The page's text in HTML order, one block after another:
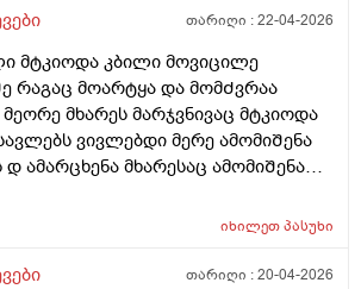
მარა ისებ ბუყბუყიდა
1Თვეა უკვე და გასტრიტოლის
ან მეზიმ ფორტე? ვარ
თარიღი :22-04-2026
მტკიოდა კბილი მოვიცილე
რაგაც მოარტყა და მომᲫვრაა
მხარეს მარჯვნივაც მტკიოდა
ვივლებდი მერე ამომიᲨენა
დ ამარცხენა მხარესაც ამომიᲨენა
მომენტებᲨი მტკიოდა ცივზე
მაქ მᲩხვლეტავი სუსტი
იხილეთპასუხი
თარიღი :20-04-2026